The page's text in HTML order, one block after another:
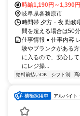
時給1,190円～1,390円
岐阜県各務原市
時間帯 夕方・夜 勤
間を超える場合は50
仕事情報 ● 仕事内容
験やブランクがある
に入るので、安心し
にレジ操...
給料前払いOK シフト制 高
アルバイト